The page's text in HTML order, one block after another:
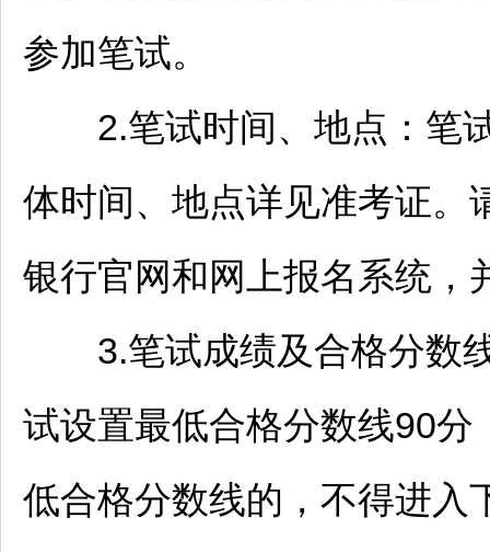
参加笔试。
2.笔试时间、地点：笔试
体时间、地点详见准考证。
银行官网和网上报名系统，
3.笔试成绩及合格分数线
试设置最低合格分数线90
低合格分数线的，不得进入